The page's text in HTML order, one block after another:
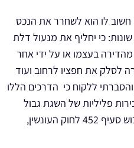
חשוב לו הוא לשחרר את הנכס
כי יחליף את מנעול דלת
בעצמו או על ידי אחר
לסלק את חפציו לרחוב ועוד
ללקוח כי הדרכים הללו
פליליות של השגת גבול
סעיף 447, גרימת נזק לרכוש סעיף 452 לחוק העונשין,